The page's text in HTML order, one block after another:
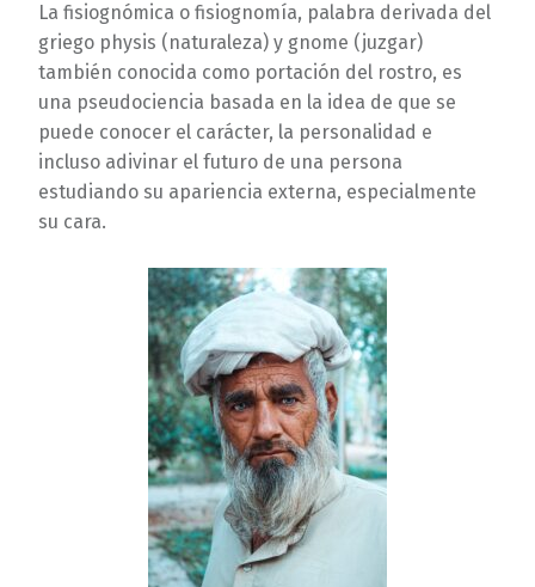
La fisiognómica o fisiognomía, palabra derivada del
griego physis (naturaleza) y gnome (juzgar)
también conocida como portación del rostro, es
una pseudociencia basada en la idea de que se
puede conocer el carácter, la personalidad e
incluso adivinar el futuro de una persona
estudiando su apariencia externa, especialmente
su cara.